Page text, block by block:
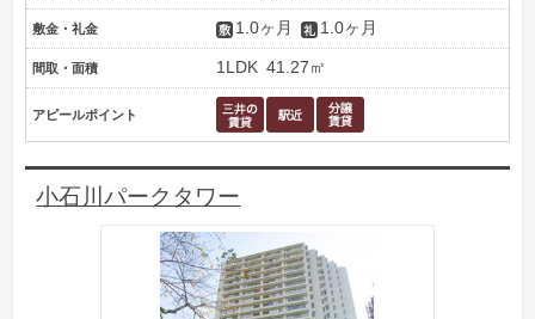
敷金・礼金 1.0ヶ月 1.0ヶ月
間取・面積 1LDK 41.27㎡
アピールポイント
小石川パークタワー